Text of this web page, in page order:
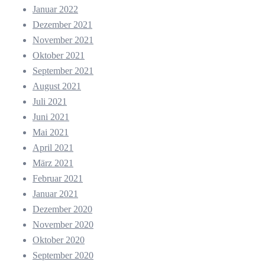
Januar 2022
Dezember 2021
November 2021
Oktober 2021
September 2021
August 2021
Juli 2021
Juni 2021
Mai 2021
April 2021
März 2021
Februar 2021
Januar 2021
Dezember 2020
November 2020
Oktober 2020
September 2020